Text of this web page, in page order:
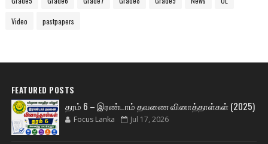
Video pastpapers
FEATURED POSTS
தரம் 6 – இரண்டாம் தவணை வினாத்தாள்கள் (2025)
Focus Lanka Jul 17, 2026